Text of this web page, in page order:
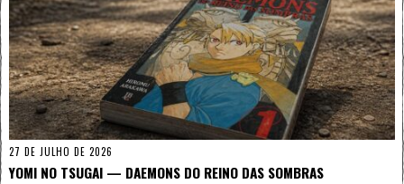
27 DE JULHO DE 2026
YOMI NO TSUGAI — DAEMONS DO REINO DAS SOMBRAS